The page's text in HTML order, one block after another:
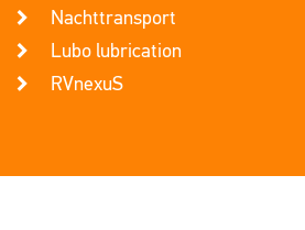
Nachttransport
Lubo lubrication
RVnexuS